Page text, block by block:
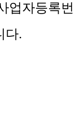
업자등록
다.